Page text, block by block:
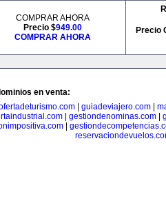
COMPRAR AHORA
Precio $949.00
COMPRAR AHORA
Precio
en venta:
| guiadeviajero.com|
| gestiondenominas.com|